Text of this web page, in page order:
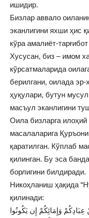
ишидир.
Бизлар аввало
эканлигини яхши ҳис
кўра амалиёт-
Хусусан, биз – имом
кўрсатмаларида
берилгани, оилада эр-
ҳуқулари, бутун
масъул эканлигини
Оила бизларга
масалаларига
қаратилган. Кўплаб
қилинган. Бу эса
борлигини билдиради.
Никоҳланиш ҳақида
қилинади:
وَإِمَائِكُمْ إِن يَكُونُوا